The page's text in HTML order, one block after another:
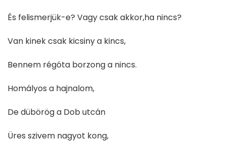
És felismerjük-e? Vagy csak akkor,ha nincs?
Van kinek csak kicsiny a kincs,
Bennem régóta borzong a nincs.
Homályos a hajnalom,
De dübörög a Dob utcán
Üres szivem nagyot kong,